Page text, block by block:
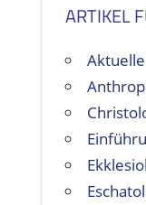
ARTIKEL